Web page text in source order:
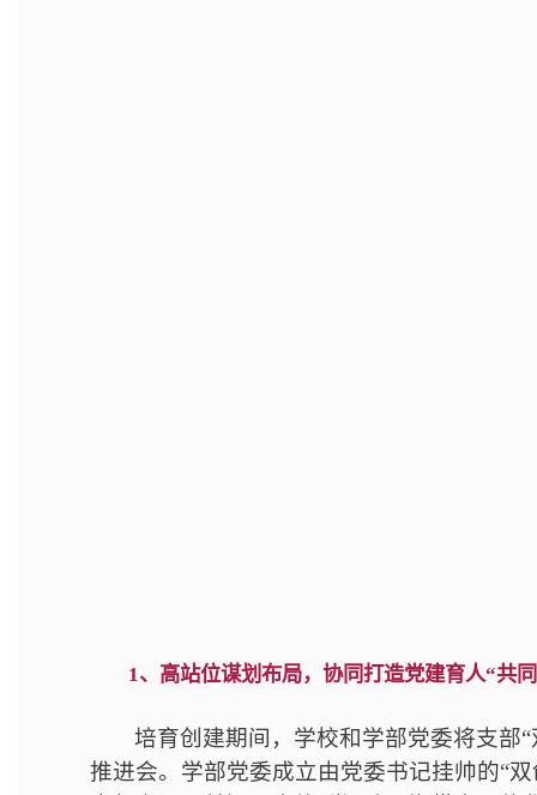
1、高站位谋划布局，协同打造党建育人“共
培育创建期间，学校和学部党委将支部
推进会。学部党委成立由党委书记挂帅的“